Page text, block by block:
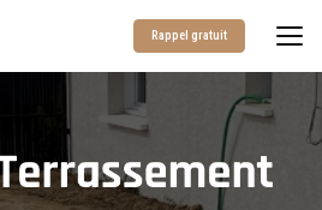
Rappel gratuit